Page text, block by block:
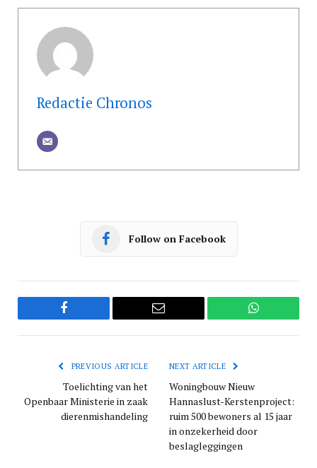
Redactie Chronos
Follow on Facebook
Facebook Email WhatsApp
PREVIOUS ARTICLE
Toelichting van het
Openbaar Ministerie in zaak
dierenmishandeling
NEXT ARTICLE
Woningbouw Nieuw
Hannaslust-Kerstenproject:
ruim 500 bewoners al 15 jaar
in onzekerheid door
beslagleggingen